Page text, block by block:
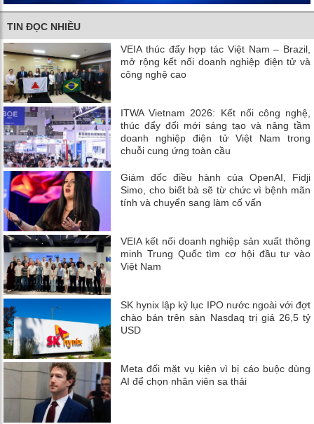
TIN ĐỌC NHIỀU
VEIA thúc đẩy hợp tác Việt Nam – Brazil,
mở rộng kết nối doanh nghiệp điện tử và
công nghệ cao
ITWA Vietnam 2026: Kết nối công nghệ,
thúc đẩy đổi mới sáng tạo và nâng tầm
doanh nghiệp điện tử Việt Nam trong
chuỗi cung ứng toàn cầu
Giám đốc điều hành của OpenAI, Fidji
Simo, cho biết bà sẽ từ chức vì bệnh mãn
tính và chuyển sang làm cố vấn
VEIA kết nối doanh nghiệp sản xuất thông
minh Trung Quốc tìm cơ hội đầu tư vào
Việt Nam
SK hynix lập kỷ lục IPO nước ngoài với đợt
chào bán trên sàn Nasdaq trị giá 26,5 tỷ
USD
Meta đối mặt vụ kiện vì bị cáo buộc dùng
AI để chọn nhân viên sa thải